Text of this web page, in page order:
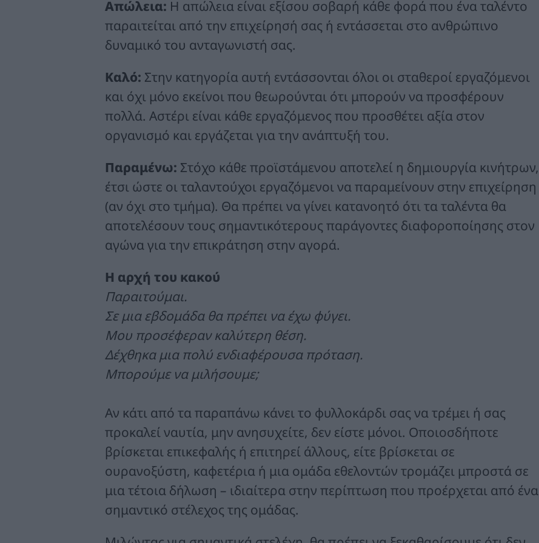
Απώλεια: Η απώλεια είναι εξίσου σοβαρή κάθε φορά που ένα ταλέντο
παραιτείται από την επιχείρησή σας ή εντάσσεται στο ανθρώπινο
δυναμικό του ανταγωνιστή σας.
Καλό: Στην κατηγορία αυτή εντάσσονται όλοι οι σταθεροί εργαζόμενοι
και όχι μόνο εκείνοι που θεωρούνται ότι μπορούν να προσφέρουν
πολλά. Αστέρι είναι κάθε εργαζόμενος που προσθέτει αξία στον
οργανισμό και εργάζεται για την ανάπτυξή του.
Παραμένω: Στόχο κάθε προϊστάμενου αποτελεί η δημιουργία κινήτρων,
έτσι ώστε οι ταλαντούχοι εργαζόμενοι να παραμείνουν στην επιχείρηση
(αν όχι στο τμήμα). Θα πρέπει να γίνει κατανοητό ότι τα ταλέντα θα
αποτελέσουν τους σημαντικότερους παράγοντες διαφοροποίησης στον
αγώνα για την επικράτηση στην αγορά.
Η αρχή του κακού
Παραιτούμαι.
Σε μια εβδομάδα θα πρέπει να έχω φύγει.
Μου προσέφεραν καλύτερη θέση.
Δέχθηκα μια πολύ ενδιαφέρουσα πρόταση.
Μπορούμε να μιλήσουμε;
Αν κάτι από τα παραπάνω κάνει το φυλλοκάρδι σας να τρέμει ή σας
προκαλεί ναυτία, μην ανησυχείτε, δεν είστε μόνοι. Οποιοσδήποτε
βρίσκεται επικεφαλής ή επιτηρεί άλλους, είτε βρίσκεται σε
ουρανοξύστη, καφετέρια ή μια ομάδα εθελοντών τρομάζει μπροστά σε
μια τέτοια δήλωση – ιδιαίτερα στην περίπτωση που προέρχεται από ένα
σημαντικό στέλεχος της ομάδας.